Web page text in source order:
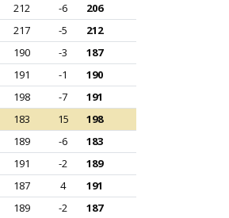
212 -6 206
217 -5 212
190 -3 187
191 -1 190
198 -7 191
183 15 198
189 -6 183
191 -2 189
187 4 191
189 -2 187